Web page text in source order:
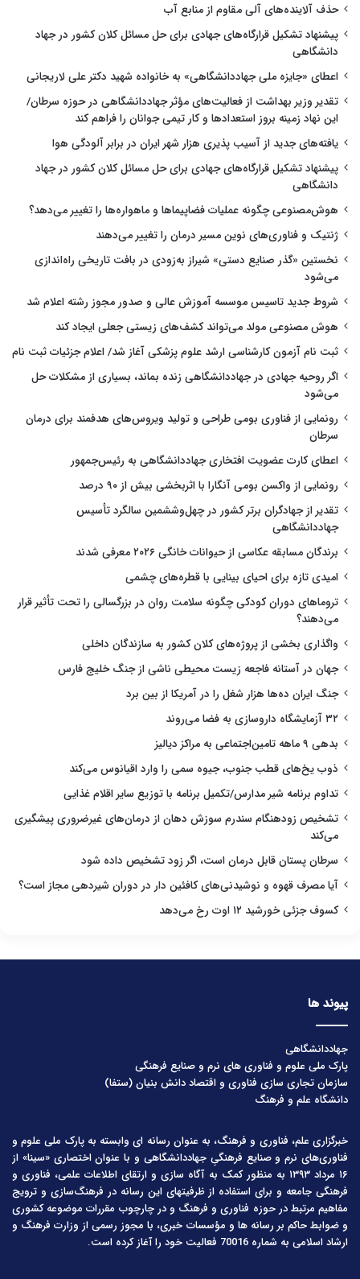
حذف آلاینده‌های آلی مقاوم از منابع آب
پیشنهاد تشکیل قرارگاه‌های جهادی برای حل مسائل کلان کشور در جهاد
دانشگاهی
اعطای «جایزه ملی جهاددانشگاهی» به خانواده شهید دکتر علی لاریجانی
تقدیر وزیر بهداشت از فعالیت‌های مؤثر جهاددانشگاهی در حوزه سرطان/
این نهاد زمینه بروز استعدادها و کار تیمی جوانان را فراهم کند
یافته‌های جدید از آسیب پذیری هزار شهر ایران در برابر آلودگی هوا
پیشنهاد تشکیل قرارگاه‌های جهادی برای حل مسائل کلان کشور در جهاد
دانشگاهی
هوش‌مصنوعی چگونه عملیات فضاپیماها و ماهواره‌ها را تغییر می‌دهد؟
ژنتیک و فناوری‌های نوین مسیر درمان را تغییر می‌دهند
نخستین «گذر صنایع دستی» شیراز به‌زودی در بافت تاریخی راه‌اندازی
می‌شود
شروط جدید تاسیس موسسه آموزش عالی و صدور مجوز رشته اعلام شد
هوش مصنوعی مولد می‌تواند کشف‌های زیستی جعلی ایجاد کند
ثبت نام آزمون کارشناسی ارشد علوم پزشکی آغاز شد/ اعلام جزئیات ثبت نام
اگر روحیه جهادی در جهاددانشگاهی زنده بماند، بسیاری از مشکلات حل
می‌شود
رونمایی از فناوری بومی طراحی و تولید ویروس‌های هدفمند برای درمان
سرطان
اعطای کارت عضویت افتخاری جهاددانشگاهی به رئیس‌جمهور
رونمایی از واکسن بومی آنگارا با اثربخشی بیش از ۹۰ درصد
تقدیر از جهادگران برتر کشور در چهل‌وششمین سالگرد تأسیس
جهاددانشگاهی
برندگان مسابقه عکاسی از حیوانات خانگی ۲۰۲۶ معرفی شدند
امیدی تازه برای احیای بینایی با قطره‌های چشمی
تروماهای دوران کودکی چگونه سلامت روان در بزرگسالی را تحت تأثیر قرار
می‌دهند؟
واگذاری بخشی از پروژه‌های کلان کشور به سازندگان داخلی
جهان در آستانه فاجعه زیست محیطی ناشی از جنگ خلیج فارس
جنگ ایران ده‌ها هزار شغل را در آمریکا از بین برد
۳۲ آزمایشگاه داروسازی به فضا می‌روند
بدهی ۹ ماهه تامین‌اجتماعی به مراکز دیالیز
ذوب یخ‌های قطب جنوب، جیوه سمی را وارد اقیانوس می‌کند
تداوم برنامه شیر مدارس/تکمیل برنامه با توزیع سایر اقلام غذایی
تشخیص زودهنگام سندرم سوزش دهان از درمان‌های غیرضروری پیشگیری
می‌کند
سرطان پستان قابل درمان است، اگر زود تشخیص داده شود
آیا مصرف قهوه و نوشیدنی‌های کافئین دار در دوران شیردهی مجاز است؟
کسوف جزئی خورشید ۱۲ اوت رخ می‌دهد
پیوند ها
جهاددانشگاهی
پارک ملی علوم و فناوری های نرم و صنایع فرهنگی
سازمان تجاری سازی فناوری و اقتصاد دانش بنیان (ستفا)
دانشگاه علم و فرهنگ
خبرگزاری علم، فناوری و فرهنگ، به عنوان رسانه ای وابسته به پارک ملی علوم و
فناوری‌های نرم و صنایع فرهنگیِ جهاددانشگاهی و با عنوان اختصاری «سینا» از
۱۶ مرداد ۱۳۹۳ به منظور کمک به آگاه سازی و ارتقای اطلاعات علمی، فناوری و
فرهنگی جامعه و برای استفاده از ظرفیتهای این رسانه در فرهنگ‌سازی و ترویج
مفاهیم مرتبط در حوزه فناوری و فرهنگ و در چارچوب مقررات موضوعه کشوری
و ضوابط حاکم بر رسانه ها و مؤسسات خبری، با مجوز رسمی از وزارت فرهنگ و
ارشاد اسلامی به شماره 70016 فعالیت خود را آغاز کرده است.